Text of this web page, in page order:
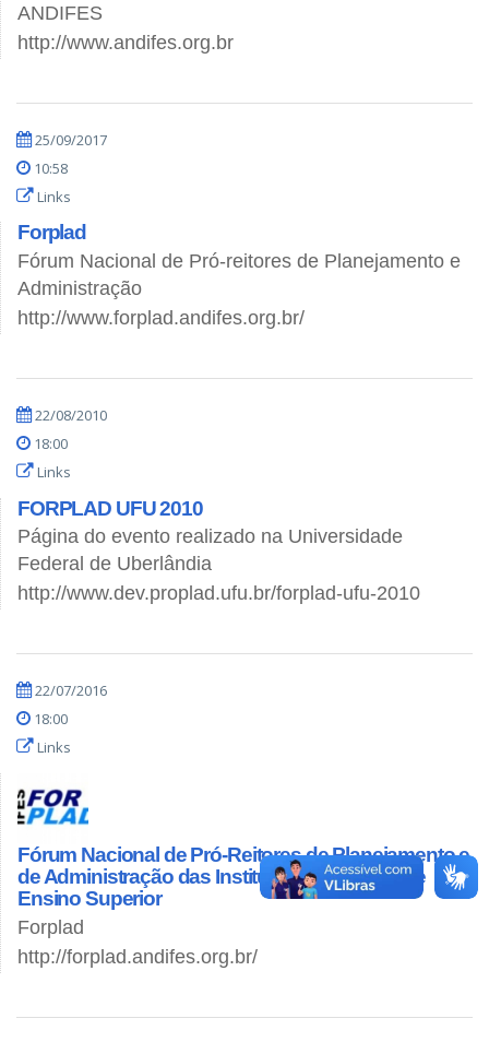
ANDIFES
http://www.andifes.org.br
25/09/2017
10:58
Links
Forplad
Fórum Nacional de Pró-reitores de Planejamento e
Administração
http://www.forplad.andifes.org.br/
22/08/2010
18:00
Links
FORPLAD UFU 2010
Página do evento realizado na Universidade
Federal de Uberlândia
http://www.dev.proplad.ufu.br/forplad-ufu-2010
22/07/2016
18:00
Links
Fórum Nacional de Pró-Reitores de Planejamento e
de Administração das Instituições Federais de
Ensino Superior
Forplad
http://forplad.andifes.org.br/